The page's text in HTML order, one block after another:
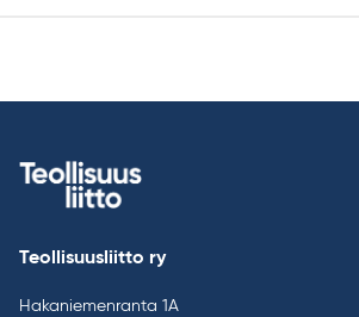
Teollisuusliitto ry
Hakaniemenranta 1A